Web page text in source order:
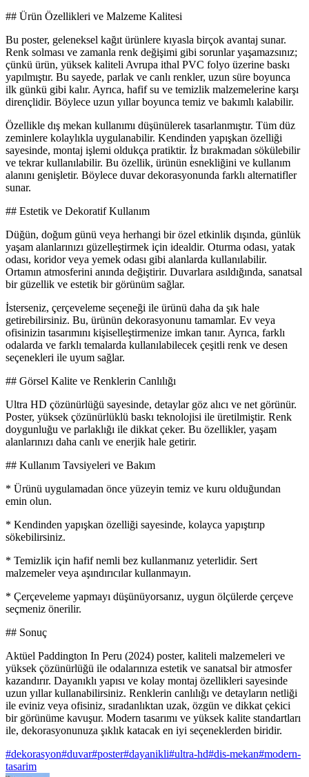
## Ürün Özellikleri ve Malzeme Kalitesi
Bu poster, geleneksel kağıt ürünlere kıyasla birçok avantaj sunar.
Renk solması ve zamanla renk değişimi gibi sorunlar yaşamazsınız;
çünkü ürün, yüksek kaliteli Avrupa ithal PVC folyo üzerine baskı
yapılmıştır. Bu sayede, parlak ve canlı renkler, uzun süre boyunca
ilk günkü gibi kalır. Ayrıca, hafif su ve temizlik malzemelerine karşı
dirençlidir. Böylece uzun yıllar boyunca temiz ve bakımlı kalabilir.
Özellikle dış mekan kullanımı düşünülerek tasarlanmıştır. Tüm düz
zeminlere kolaylıkla uygulanabilir. Kendinden yapışkan özelliği
sayesinde, montaj işlemi oldukça pratiktir. İz bırakmadan sökülebilir
ve tekrar kullanılabilir. Bu özellik, ürünün esnekliğini ve kullanım
alanını genişletir. Böylece duvar dekorasyonunda farklı alternatifler
sunar.
## Estetik ve Dekoratif Kullanım
Düğün, doğum günü veya herhangi bir özel etkinlik dışında, günlük
yaşam alanlarınızı güzelleştirmek için idealdir. Oturma odası, yatak
odası, koridor veya yemek odası gibi alanlarda kullanılabilir.
Ortamın atmosferini anında değiştirir. Duvarlara asıldığında, sanatsal
bir güzellik ve estetik bir görünüm sağlar.
İsterseniz, çerçeveleme seçeneği ile ürünü daha da şık hale
getirebilirsiniz. Bu, ürünün dekorasyonunu tamamlar. Ev veya
ofisinizin tasarımını kişiselleştirmenize imkan tanır. Ayrıca, farklı
odalarda ve farklı temalarda kullanılabilecek çeşitli renk ve desen
seçenekleri ile uyum sağlar.
## Görsel Kalite ve Renklerin Canlılığı
Ultra HD çözünürlüğü sayesinde, detaylar göz alıcı ve net görünür.
Poster, yüksek çözünürlüklü baskı teknolojisi ile üretilmiştir. Renk
doygunluğu ve parlaklığı ile dikkat çeker. Bu özellikler, yaşam
alanlarınızı daha canlı ve enerjik hale getirir.
## Kullanım Tavsiyeleri ve Bakım
* Ürünü uygulamadan önce yüzeyin temiz ve kuru olduğundan
emin olun.
* Kendinden yapışkan özelliği sayesinde, kolayca yapıştırıp
sökebilirsiniz.
* Temizlik için hafif nemli bez kullanmanız yeterlidir. Sert
malzemeler veya aşındırıcılar kullanmayın.
* Çerçeveleme yapmayı düşünüyorsanız, uygun ölçülerde çerçeve
seçmeniz önerilir.
## Sonuç
Aktüel Paddington In Peru (2024) poster, kaliteli malzemeleri ve
yüksek çözünürlüğü ile odalarınıza estetik ve sanatsal bir atmosfer
kazandırır. Dayanıklı yapısı ve kolay montaj özellikleri sayesinde
uzun yıllar kullanabilirsiniz. Renklerin canlılığı ve detayların netliği
ile eviniz veya ofisiniz, sıradanlıktan uzak, özgün ve dikkat çekici
bir görünüme kavuşur. Modern tasarımı ve yüksek kalite standartları
ile, dekorasyonunuza şıklık katacak en iyi seçeneklerden biridir.
#dekorasyon#duvar#poster#dayanikli#ultra-hd#dis-mekan#modern-
tasarim